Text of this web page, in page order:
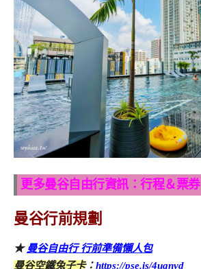
更多曼谷自由行資訊：行程＆票券
曼谷行前規劃
★ 曼谷自由行 行前準備懶人包
曼谷空鐵兔子卡：https://pse.is/4uqnvd